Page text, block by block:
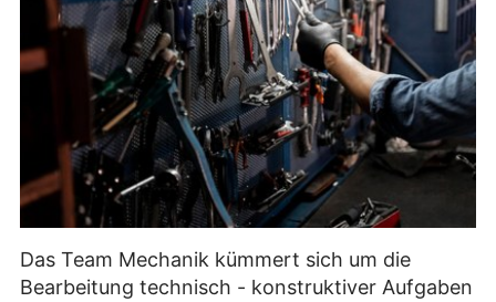
Das Team Mechanik kümmert sich um die
Bearbeitung technisch - konstruktiver Aufgaben